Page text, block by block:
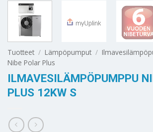
Tuotteet / Lämpöpumput /
Nibe Polar Plus
ILMAVESILÄMPÖPUMPPU
PLUS 12KW S